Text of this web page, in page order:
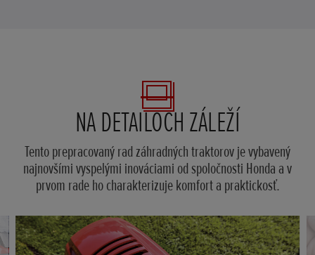
NA DETAILOCH ZÁLEŽÍ
Tento prepracovaný rad záhradných traktorov je vybavený
najnovšími vyspelými inováciami od spoločnosti Honda a v
prvom rade ho charakterizuje komfort a praktickosť.